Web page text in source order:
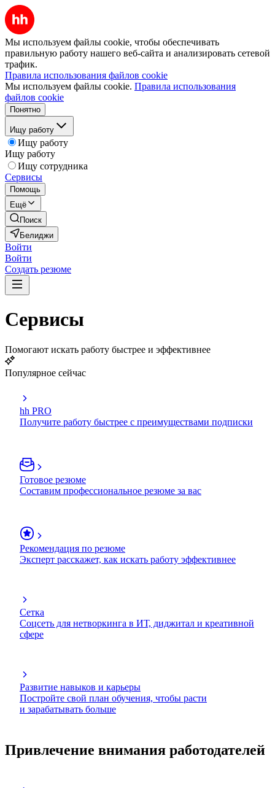
Мы используем файлы cookie, чтобы обеспечивать
правильную работу нашего веб-сайта и анализировать сетевой
трафик.
Правила использования файлов cookie
Мы используем файлы cookie. Правила использования
файлов cookie
Понятно
Ищу работу
Ищу работу
Ищу работу
Ищу сотрудника
Сервисы
Помощь
Ещё
Поиск
Белиджи
Войти
Войти
Создать резюме
Сервисы
Помогают искать работу быстрее и эффективнее
Популярное сейчас
hh PRO
Получите работу быстрее с преимуществами подписки
Готовое резюме
Составим профессиональное резюме за вас
Рекомендация по резюме
Эксперт расскажет, как искать работу эффективнее
Сетка
Соцсеть для нетворкинга в ИТ, диджитал и креативной
сфере
Развитие навыков и карьеры
Постройте свой план обучения, чтобы расти
и зарабатывать больше
Привлечение внимания работодателей